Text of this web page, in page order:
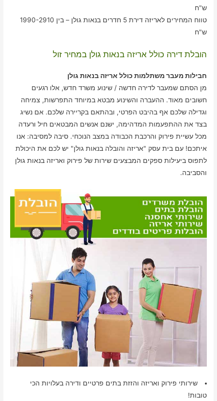
ש"ח
טווח המחירים לאריזה דירת 5 חדרים בנאות גולן – בין 1990-2910
ש"ח
הובלת דירה כולל אריזה בנאות גולן במחיר זול
חבילות מעבר משתלמות כולל אריזה בנאות גולן
מן הסתם שמעבר לדירה חדשה / שינוע משרד חדש, אלו רגעים
חשובים מאוד. ההעברה והשינוע מבטא במיוחד התפרשות, צמיחה
וגדילה שלכם אף בהיבט הפרטי, ובהתאם בקריירה שלכם. אם נשיג
בצד את ההתפעמות המדהימה, ישנם אנשים המבטאים חיל ורעדה
מכל עשיית פירוק והרכבת הכבודה במצב הנוכחי. סיבה למסיבה: אנו
איתכם! עם בית עסק "אריזה והובלה בנאות גולן" יש לכם את היכולת
לתפוס ביעילות ספקים המבצעים שירות של פירוק ואריזה בנאות גולן
והסביבה.
שירותי פירוק ואריזה והזזת בתים פרטיים ודירה בעלויות הכי
טובות!